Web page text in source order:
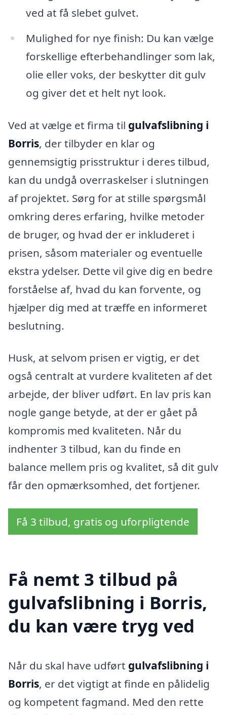
ved at få slebet gulvet.
Mulighed for nye finish: Du kan vælge
forskellige efterbehandlinger som lak,
olie eller voks, der beskytter dit gulv
og giver det et helt nyt look.
Ved at vælge et firma til gulvafslibning i
Borris, der tilbyder en klar og
gennemsigtig prisstruktur i deres tilbud,
kan du undgå overraskelser i slutningen
af projektet. Sørg for at stille spørgsmål
omkring deres erfaring, hvilke metoder
de bruger, og hvad der er inkluderet i
prisen, såsom materialer og eventuelle
ekstra ydelser. Dette vil give dig en bedre
forståelse af, hvad du kan forvente, og
hjælper dig med at træffe en informeret
beslutning.
Husk, at selvom prisen er vigtig, er det
også centralt at vurdere kvaliteten af det
arbejde, der bliver udført. En lav pris kan
nogle gange betyde, at der er gået på
kompromis med kvaliteten. Når du
indhenter 3 tilbud, kan du finde en
balance mellem pris og kvalitet, så dit gulv
får den opmærksomhed, det fortjener.
Få 3 tilbud, gratis og uforpligtende
Få nemt 3 tilbud på
gulvafslibning i Borris,
du kan være tryg ved
Når du skal have udført gulvafslibning i
Borris, er det vigtigt at finde en pålidelig
og kompetent fagmand. Med den rette